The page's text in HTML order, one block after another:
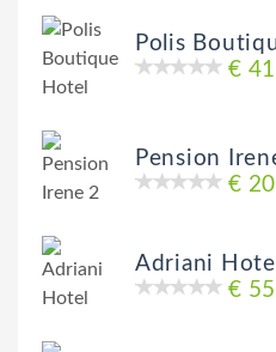
Polis
€ 41
Pension
€ 20
Adriani Hotel
€ 55